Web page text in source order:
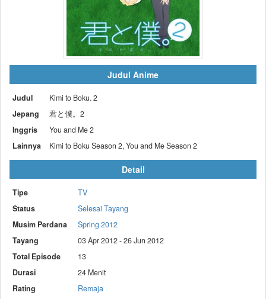
Judul Anime
Judul
Kimi to Boku. 2
Jepang
君と僕。2
Inggris
You and Me 2
Lainnya
Kimi to Boku Season 2, You and Me Season 2
Detail
Tipe
TV
Status
Selesai Tayang
Musim Perdana
Spring 2012
Tayang
03 Apr 2012 - 26 Jun 2012
Total Episode
13
Durasi
24 Menit
Rating
Remaja